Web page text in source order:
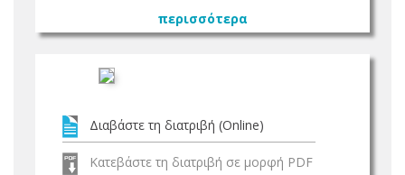
περισσότερα
Διαβάστε τη διατριβή (Online)
Κατεβάστε τη διατριβή σε μορφή PDF